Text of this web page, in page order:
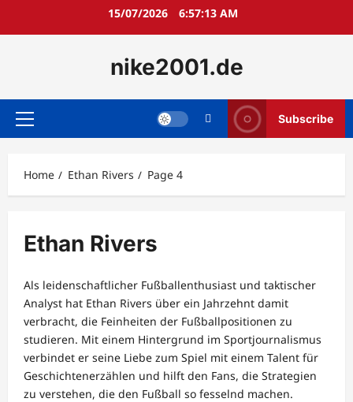
15/07/2026 6:57:14 AM
nike2001.de
Primary
Subscribe
Home Ethan Rivers Page 4
Ethan Rivers
Als leidenschaftlicher Fußballenthusiast und taktischer
Analyst hat Ethan Rivers über ein Jahrzehnt damit
verbracht, die Feinheiten der Fußballpositionen zu
studieren. Mit einem Hintergrund im Sportjournalismus
verbindet er seine Liebe zum Spiel mit einem Talent für
Geschichtenerzählen und hilft den Fans, die Strategien
zu verstehen, die den Fußball so fesselnd machen.